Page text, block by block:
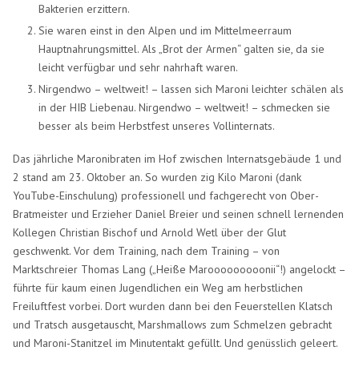
Bakterien erzittern.
Sie waren einst in den Alpen und im Mittelmeerraum
Hauptnahrungsmittel. Als „Brot der Armen“ galten sie, da sie
leicht verfügbar und sehr nahrhaft waren.
Nirgendwo – weltweit! – lassen sich Maroni leichter schälen als
in der HIB Liebenau. Nirgendwo – weltweit! – schmecken sie
besser als beim Herbstfest unseres Vollinternats.
Das jährliche Maronibraten im Hof zwischen Internatsgebäude 1 und
2 stand am 23. Oktober an. So wurden zig Kilo Maroni (dank
YouTube-Einschulung) professionell und fachgerecht von Ober-
Bratmeister und Erzieher Daniel Breier und seinen schnell lernenden
Kollegen Christian Bischof und Arnold Wetl über der Glut
geschwenkt. Vor dem Training, nach dem Training – von
Marktschreier Thomas Lang („Heiße Marooooooooonii“!) angelockt –
führte für kaum einen Jugendlichen ein Weg am herbstlichen
Freiluftfest vorbei. Dort wurden dann bei den Feuerstellen Klatsch
und Tratsch ausgetauscht, Marshmallows zum Schmelzen gebracht
und Maroni-Stanitzel im Minutentakt gefüllt. Und genüsslich geleert.